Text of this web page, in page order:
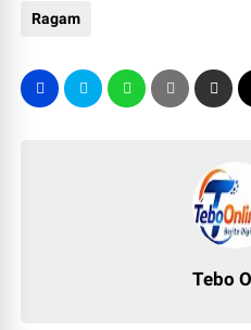
Ragam
Tebo